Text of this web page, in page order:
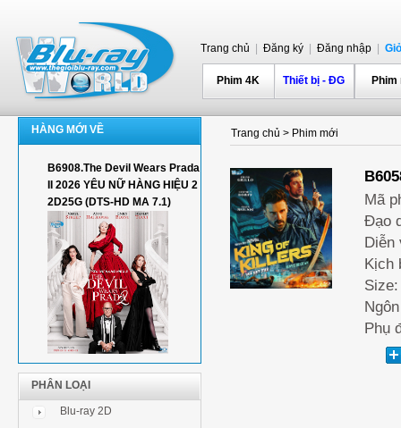
Trang chủ Đăng ký Đăng nhập
Phim 4K Thiết bị - ĐG
HÀNG MỚI VỀ
B6908.The Devil Wears Prada
II 2026 YÊU NỮ HÀNG HIỆU 2
2D25G (DTS-HD MA 7.1)
PHÂN LOẠI
Blu-ray 2D
Trang chủ > Phim mới
Mã
Đạo
Diễn
Kịch
Phụ